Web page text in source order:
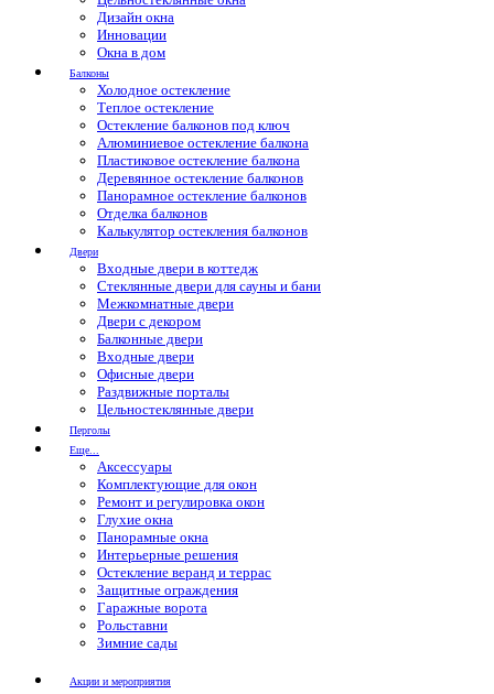
Дизайн окна
Инновации
Окна в дом
Балконы
Холодное остекление
Теплое остекление
Остекление балконов под ключ
Алюминиевое остекление балкона
Пластиковое остекление балкона
Деревянное остекление балконов
Панорамное остекление балконов
Отделка балконов
Калькулятор остекления балконов
Двери
Входные двери в коттедж
Стеклянные двери для сауны и бани
Межкомнатные двери
Двери с декором
Балконные двери
Входные двери
Офисные двери
Раздвижные порталы
Цельностеклянные двери
Перголы
Еще...
Аксессуары
Комплектующие для окон
Ремонт и регулировка окон
Глухие окна
Панорамные окна
Интерьерные решения
Остекление веранд и террас
Защитные ограждения
Гаражные ворота
Рольставни
Зимние сады
Акции и мероприятия